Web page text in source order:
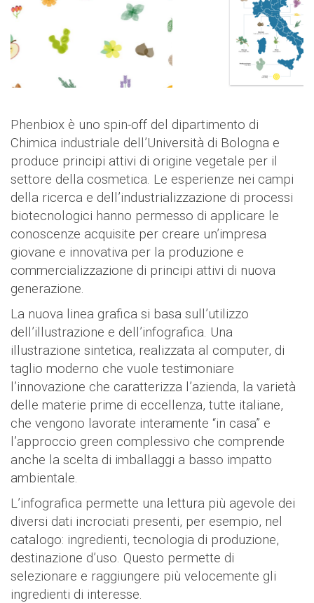
Phenbiox è uno spin-off del dipartimento di
Chimica industriale dell’Università di Bologna e
produce principi attivi di origine vegetale per il
settore della cosmetica. Le esperienze nei campi
della ricerca e dell’industrializzazione di processi
biotecnologici hanno permesso di applicare le
conoscenze acquisite per creare un’impresa
giovane e innovativa per la produzione e
commercializzazione di principi attivi di nuova
generazione.
La nuova linea grafica si basa sull’utilizzo
dell’illustrazione e dell’infografica. Una
illustrazione sintetica, realizzata al computer, di
taglio moderno che vuole testimoniare
l’innovazione che caratterizza l’azienda, la varietà
delle materie prime di eccellenza, tutte italiane,
che vengono lavorate interamente “in casa” e
l’approccio green complessivo che comprende
anche la scelta di imballaggi a basso impatto
ambientale.
L’infografica permette una lettura più agevole dei
diversi dati incrociati presenti, per esempio, nel
catalogo: ingredienti, tecnologia di produzione,
destinazione d’uso. Questo permette di
selezionare e raggiungere più velocemente gli
ingredienti di interesse.